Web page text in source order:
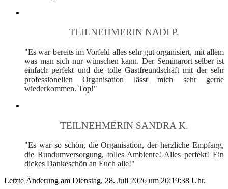
TEILNEHMERIN NADI P.
"Es war bereits im Vorfeld alles sehr gut organisiert, mit allem
was man sich nur wünschen kann. Der Seminarort selber ist
einfach perfekt und die tolle Gastfreundschaft mit der sehr
professionellen Organisation lässt mich sehr gerne
wiederkommen. Top!"
TEILNEHMERIN SANDRA K.
"Es war so schön, die Organisation, der herzliche Empfang,
die Rundumversorgung, tolles Ambiente! Alles perfekt! Ein
dickes Dankeschön an Euch alle!"
Letzte Änderung am Dienstag, 28. Juli 2026 um 20:19:38 Uhr.